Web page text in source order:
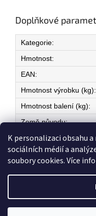
K personalizaci obsahu
sociálních médií a
soubory cookies. Více
Doplňkové
Kategorie:
Hmotnost:
EAN:
Hmotnost výrobku (kg):
Hmotnost balení (kg):
Země původu:
Copyright 2026